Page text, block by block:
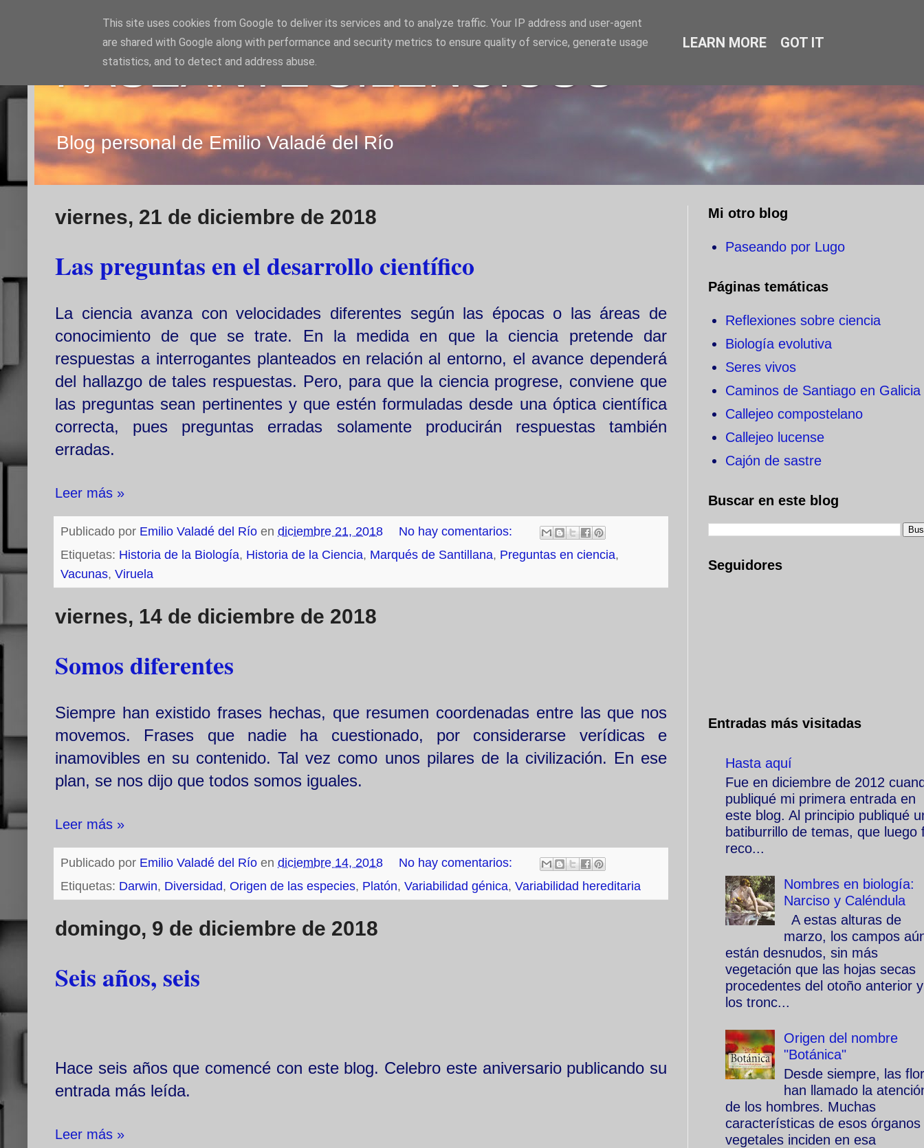
PASEANTE SILENCIOSO
Blog personal de Emilio Valadé del Río
viernes, 21 de diciembre de 2018
Las preguntas en el desarrollo científico
La ciencia avanza con velocidades diferentes según las épocas o las áreas de
conocimiento de que se trate. En la medida en que la ciencia pretende dar
respuestas a interrogantes planteados en relación al entorno, el avance dependerá
del hallazgo de tales respuestas. Pero, para que la ciencia progrese, conviene que
las preguntas sean pertinentes y que estén formuladas desde una óptica científica
correcta, pues preguntas erradas solamente producirán respuestas también
erradas.
Leer más »
Publicado por Emilio Valadé del Río en diciembre 21, 2018
No hay comentarios:
Etiquetas: Historia de la Biología, Historia de la Ciencia, Marqués de Santillana, Preguntas en ciencia,
Vacunas, Viruela
viernes, 14 de diciembre de 2018
Somos diferentes
Siempre han existido frases hechas, que resumen coordenadas entre las que nos
movemos. Frases que nadie ha cuestionado, por considerarse verídicas e
inamovibles en su contenido. Tal vez como unos pilares de la civilización. En ese
plan, se nos dijo que todos somos iguales.
Leer más »
Publicado por Emilio Valadé del Río en diciembre 14, 2018
No hay comentarios:
Etiquetas: Darwin, Diversidad, Origen de las especies, Platón, Variabilidad génica, Variabilidad hereditaria
domingo, 9 de diciembre de 2018
Seis años, seis
Hace seis años que comencé con este blog. Celebro este aniversario publicando su
entrada más leída.
Leer más »
Mi otro blog
Paseando por Lugo
Páginas temáticas
Reflexiones sobre ciencia
Biología evolutiva
Seres vivos
Caminos de Santiago en Galicia
Callejeo compostelano
Callejeo lucense
Cajón de sastre
Buscar en este blog
Seguidores
Entradas más visitadas
Hasta aquí
Fue en diciembre de 2012
publiqué mi primera entrada en
este blog. Al principio publiqué
batiburrillo de temas, que luego
reco...
Nombres en biología:
Narciso y Caléndula
A estas alturas de
marzo, los campos
están desnudos, sin más
vegetación que las hojas secas
procedentes del otoño anterior y
los tronc...
Origen del nombre
"Botánica"
Desde siempre, las
han llamado la
de los hombres. Muchas
características de esos órganos
vegetales inciden en esa
This site uses cookies from Google to deliver its services and to analyze traffic. Your IP address and user-agent
are shared with Google along with performance and security metrics to ensure quality of service, generate usage
statistics, and to detect and address abuse.
LEARN MORE GOT IT